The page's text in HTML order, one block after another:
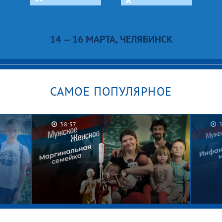
14 — 16 МАРТА, ЧЕЛЯБИНСК
САМОЕ ПОПУЛЯРНОЕ
38:57